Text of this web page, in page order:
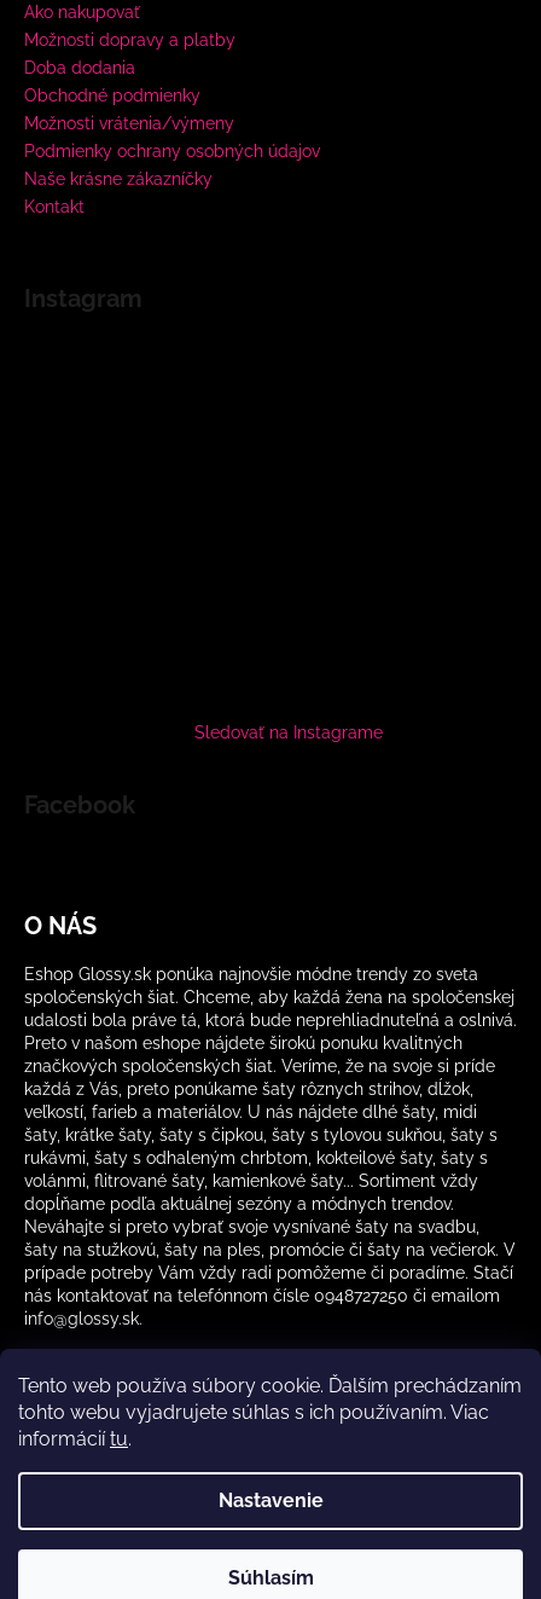
Tento web používa súbory cookie. Ďalším prechádzaním
tohto webu vyjadrujete súhlas s ich používaním. Viac
informáciítu.
Nastavenie
Súhlasím
Ako nakupovať
Možnosti dopravy a platby
Doba dodania
Obchodné podmienky
Možnosti vrátenia/výmeny
Podmienky ochrany osobných údajov
Naše krásne zákazníčky
Kontakt
Instagram
Sledovať na Instagrame
Facebook
O NÁS
Eshop Glossy.sk ponúka najnovšie módne trendy zo sveta
spoločenských šiat. Chceme, aby každá žena na spoločenskej
udalosti bola práve tá, ktorá bude neprehliadnuteľná a oslnivá.
Preto v našom eshope nájdete širokú ponuku kvalitných
značkových spoločenských šiat. Veríme, že na svoje si príde
každá z Vás, preto ponúkame šaty rôznych strihov, dĺžok,
veľkostí, farieb a materiálov. U nás nájdete dlhé šaty, midi
šaty, krátke šaty, šaty s čipkou, šaty s tylovou sukňou, šaty s
rukávmi, šaty s odhaleným chrbtom, kokteilové šaty, šaty s
volánmi, flitrované šaty, kamienkové šaty... Sortiment vždy
dopĺňame podľa aktuálnej sezóny a módnych trendov.
Neváhajte si preto vybrať svoje vysnívané šaty na svadbu,
šaty na stužkovú, šaty na ples, promócie či šaty na večierok. V
prípade potreby Vám vždy radi pomôžeme či poradíme. Stačí
nás kontaktovať na telefónnom čísle 0948727250 či emailom
info@glossy.sk.
Kamenná predajňa otváracia doba CZ
Glossy.sk. Všetky práva vyhradené.